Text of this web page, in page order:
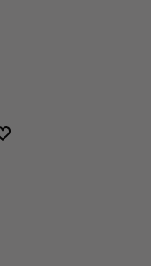
Добави